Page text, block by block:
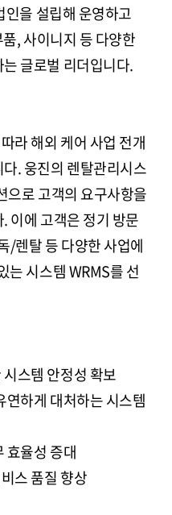
인을 설립해 운영하고
, 사이니지 등 다양한
글로벌 리더입니다.
라 해외 케어 사업 전개
. 웅진의 렌탈관리시스
으로 고객의 요구사항을
이에 고객은 정기 방문
/렌탈 등 다양한 사업에
는 시스템 WRMS를 선
시스템 안정성 확보
연하게 대처하는 시스템
효율성 증대
스 품질 향상